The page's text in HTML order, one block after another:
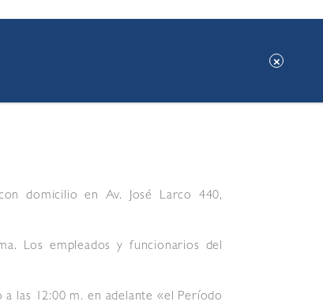
domicilio en Av. José Larco 440,
Los empleados y funcionarios del
las 12:00 m. en adelante «el Período